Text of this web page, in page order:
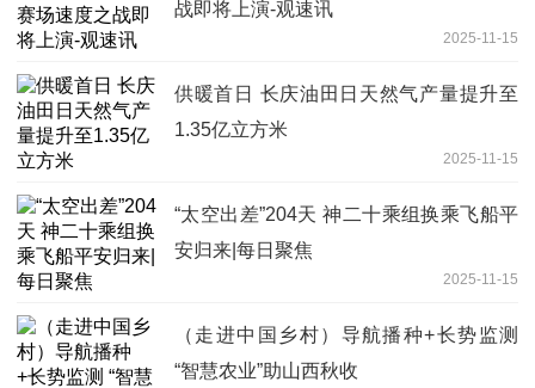
战即将上演-观速讯
2025-11-15
供暖首日 长庆油田日天然气产量提升至
1.35亿立方米
2025-11-15
“太空出差”204天 神二十乘组换乘飞船平
安归来|每日聚焦
2025-11-15
（走进中国乡村）导航播种+长势监测
“智慧农业”助山西秋收